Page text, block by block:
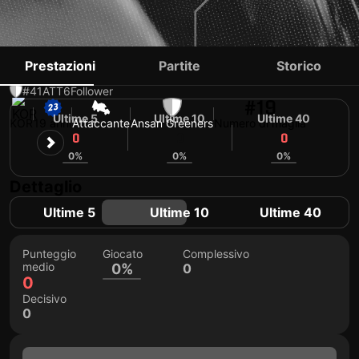
LEE JAE-HWAN
#41ATT6Follower
19 anniAttaccanteAnsan Greeners Numero di maglia
Prestazioni Partite Storico
Ultime 5
0
0%
Ultime 10
0%
Ultime 40
0
0%
Ultime 5 Ultime 10 Ultime 40
Punteggio
medio
0
Giocato
0%
Complessivo
0
Decisivo
0